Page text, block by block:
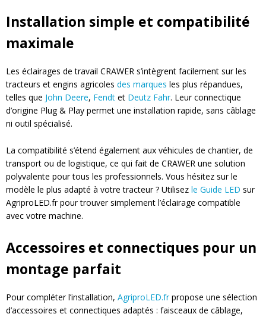
Installation simple et compatibilité
maximale
Les éclairages de travail CRAWER s’intègrent facilement sur les
tracteurs et engins agricoles des marques les plus répandues,
telles que John Deere, Fendt et Deutz Fahr. Leur connectique
d’origine Plug & Play permet une installation rapide, sans câblage
ni outil spécialisé.
La compatibilité s’étend également aux véhicules de chantier, de
transport ou de logistique, ce qui fait de CRAWER une solution
polyvalente pour tous les professionnels. Vous hésitez sur le
modèle le plus adapté à votre tracteur ? Utilisez le Guide LED sur
AgriproLED.fr pour trouver simplement l’éclairage compatible
avec votre machine.
Accessoires et connectiques pour un
montage parfait
Pour compléter l’installation, AgriproLED.frpropose une sélection
d’accessoires et connectiques adaptés : faisceaux de câblage,